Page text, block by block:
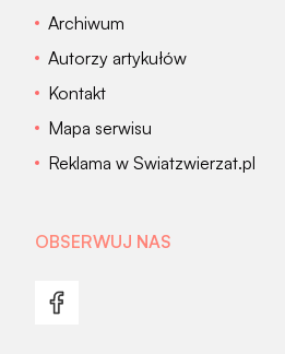
Archiwum
Autorzy artykułów
Kontakt
Mapa serwisu
Reklama w Swiatzwierzat.pl
OBSERWUJ NAS